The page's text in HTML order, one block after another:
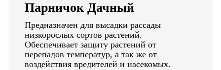
Парничок Дачный
Предназначен для высадки рассады
низкорослых сортов растений.
Обеспечивает защиту растений от
перепадов температур, а так же от
воздействия вредителей и насекомых.